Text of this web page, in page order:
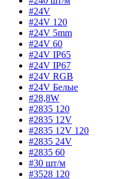
#24V
#24V 120
#24V 5mm
#24V 60
#24V IP65
#24V IP67
#24V RGB
#24V Белые
#28,8W
#2835 120
#2835 12V
#2835 12V 120
#2835 24V
#2835 60
#30 шт/м
#3528 120